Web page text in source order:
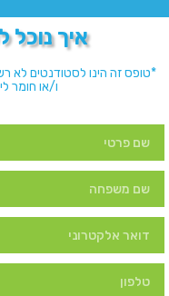
איך נוכל
*טופס זה הינו לסטודנטים לא
ו/או חומר